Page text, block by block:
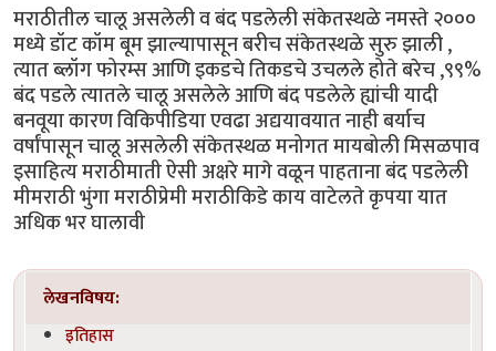
मराठीतील चालू असलेली व बंद पडलेली संकेतस्थळे नमस्ते २०००
मध्ये डॉट कॉम बूम झाल्यापासून बरीच संकेतस्थळे सुरु झाली ,
त्यात ब्लॉग फोरम्स आणि इकडचे तिकडचे उचलले होते बरेच ,९९%
बंद पडले त्यातले चालू असलेले आणि बंद पडलेले ह्यांची यादी
बनवूया कारण विकिपीडिया एवढा अद्ययावयात नाही बर्याच
वर्षांपासून चालू असलेली संकेतस्थळ मनोगत मायबोली मिसळपाव
इसाहित्य मराठीमाती ऐसी अक्षरे मागे वळून पाहताना बंद पडलेली
मीमराठी भुंगा मराठीप्रेमी मराठीकिडे काय वाटेलते कृपया यात
अधिक भर घालावी
लेखनविषय:
इतिहास